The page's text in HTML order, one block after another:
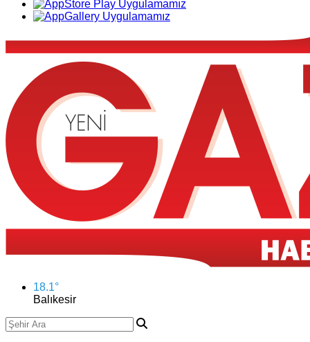
18.1°
Balıkesir